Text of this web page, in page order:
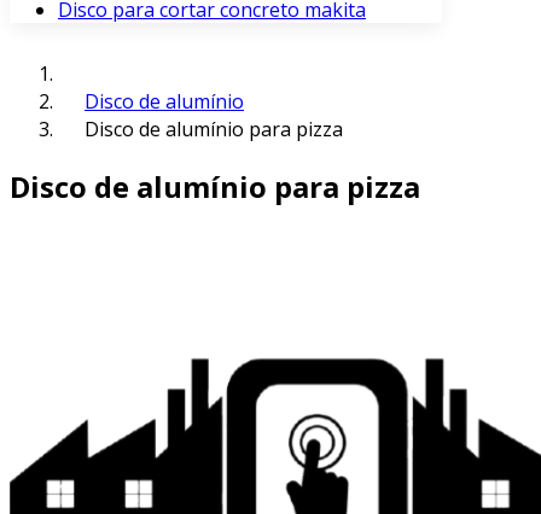
Disco para cortar concreto makita
Disco de alumínio
Disco de alumínio para pizza
Disco de alumínio para pizza